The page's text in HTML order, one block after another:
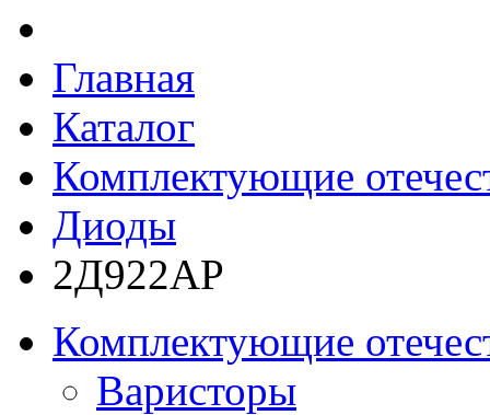
Главная
Каталог
Комплектующие
Диоды
2Д922АР
Комплектующие
Варисторы